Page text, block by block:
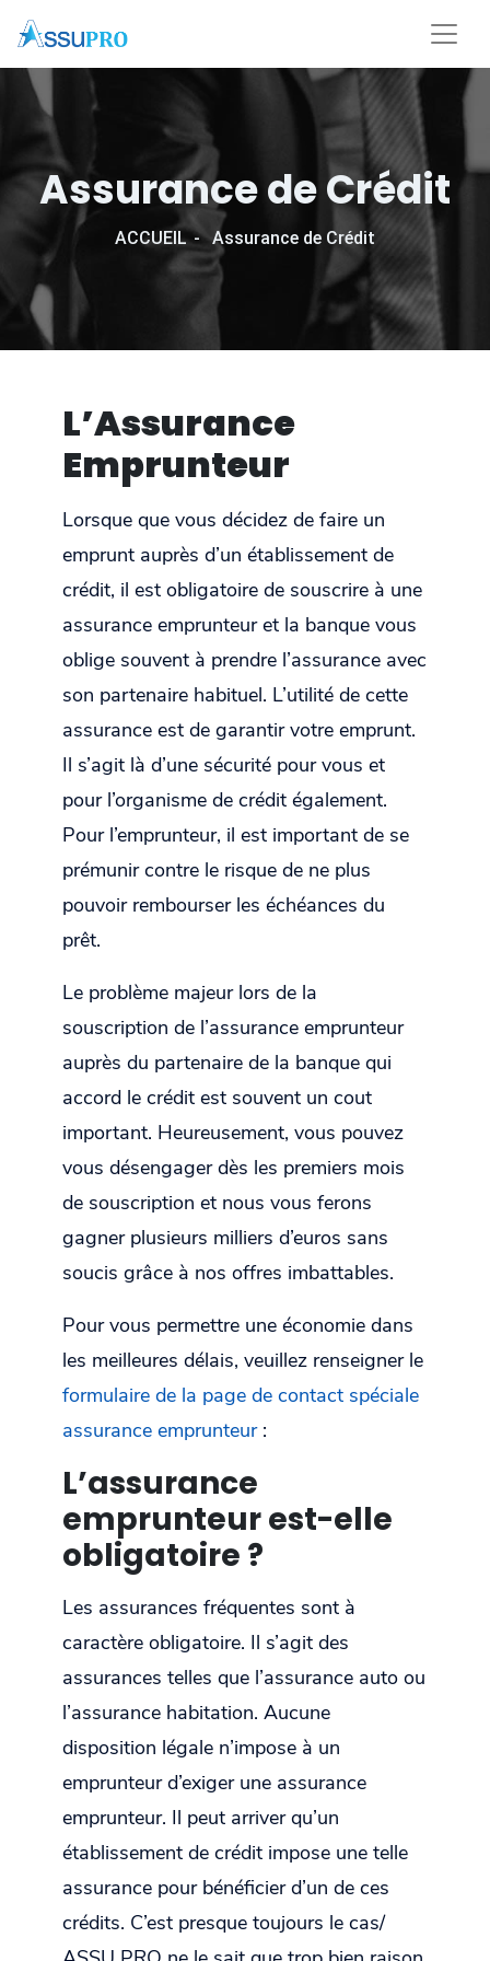
Assurance de Crédit
ACCUEIL Assurance de Crédit
L’Assurance
Emprunteur
Lorsque que vous décidez de faire un
emprunt auprès d’un établissement de
crédit, il est obligatoire de souscrire à une
assurance emprunteur et la banque vous
oblige souvent à prendre l’assurance avec
son partenaire habituel. L’utilité de cette
assurance est de garantir votre emprunt.
Il s’agit là d’une sécurité pour vous et
pour l’organisme de crédit également.
Pour l’emprunteur, il est important de se
prémunir contre le risque de ne plus
pouvoir rembourser les échéances du
prêt.
Le problème majeur lors de la
souscription de l’assurance emprunteur
auprès du partenaire de la banque qui
accord le crédit est souvent un cout
important. Heureusement, vous pouvez
vous désengager dès les premiers mois
de souscription et nous vous ferons
gagner plusieurs milliers d’euros sans
soucis grâce à nos offres imbattables.
Pour vous permettre une économie dans
les meilleures délais, veuillez renseigner le
formulaire de la page de contact spéciale
assurance emprunteur:
L’assurance
emprunteur est-elle
obligatoire ?
Les assurances fréquentes sont à
caractère obligatoire. Il s’agit des
assurances telles que l’assurance auto ou
l’assurance habitation. Aucune
disposition légale n’impose à un
emprunteur d’exiger une assurance
emprunteur. Il peut arriver qu’un
établissement de crédit impose une telle
assurance pour bénéficier d’un de ces
crédits. C’est presque toujours le cas/